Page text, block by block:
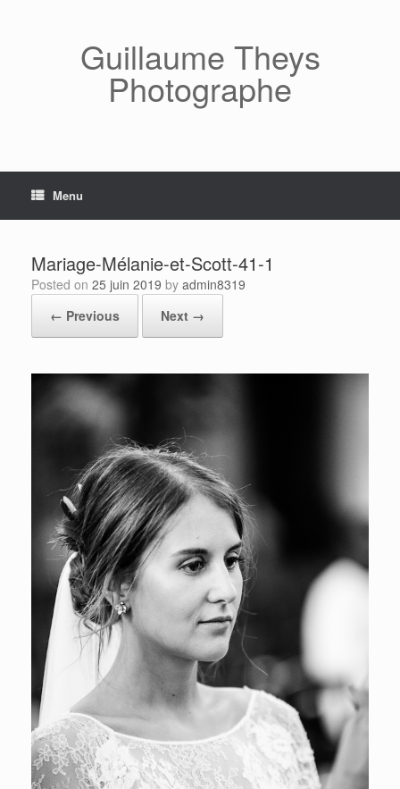
Guillaume Theys
Photographe
Menu
Mariage-Mélanie-et-Scott-41-1
Posted on 25 juin 2019 by admin8319
← Previous
Next →